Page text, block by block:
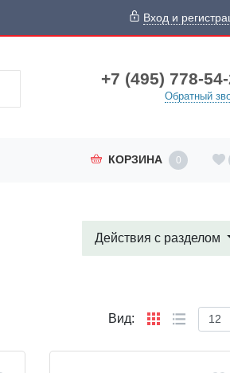
Вход и
+7 (495) 778-
Обратный
КОРЗИНА 0
Действия с разделом
Вид: